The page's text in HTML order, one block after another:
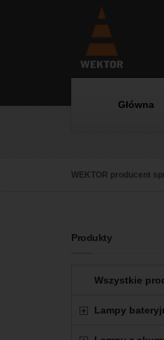
Główna
WEKTOR producent
Produkty
Wszystkie
Lampy